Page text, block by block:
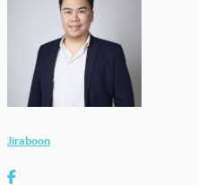
Jiraboon